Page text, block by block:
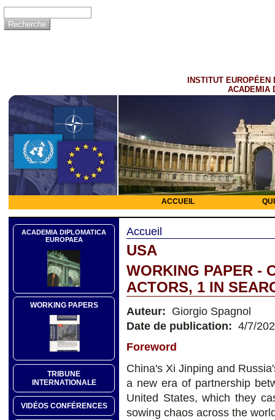
INSTITUT EUROPÉEN
ACADEMIA
ACCUEIL
ACADEMIA DIPLOMATICA
EUROPAEA
WORKING PAPERS
TRIBUNE
INTERNATIONALE
VIDÉOS CONFÉRENCES
Accueil
USA
WORKING PAPER -
ACTORS, 1 IN
Auteur: Giorgio Spagnol
Date de publication: 4/7/
Foreword
China's Xi Jinping and
a new era of partnership
United States, which they
sowing chaos across the